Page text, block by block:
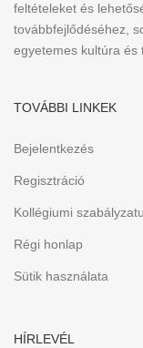
feltételeket és
továbbfejlődéséhez,
egyetemes kultúra és
TOVÁBBI LINKEK
Bejelentkezés
Regisztráció
Kollégiumi
Régi honlap
Sütik használata
HÍRLEVÉL